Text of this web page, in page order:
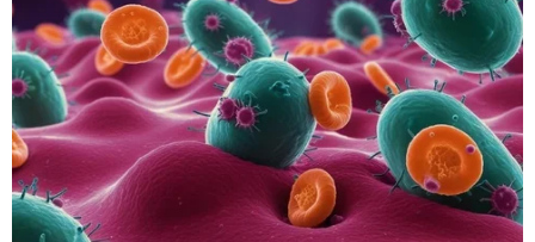
TIN CÙNG CHUYÊN MỤC
Đà Nẵng mở rộng tìm kiếm 2 nạn